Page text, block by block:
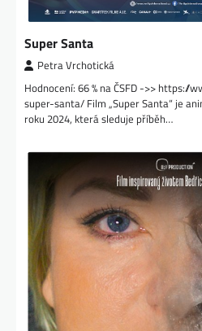
Super Santa
Petra Vrchotická
Hodnocení: 66 % na ČSFD ->>
super-santa/ Film „Super Santa“ je
roku 2024, která sleduje příběh…